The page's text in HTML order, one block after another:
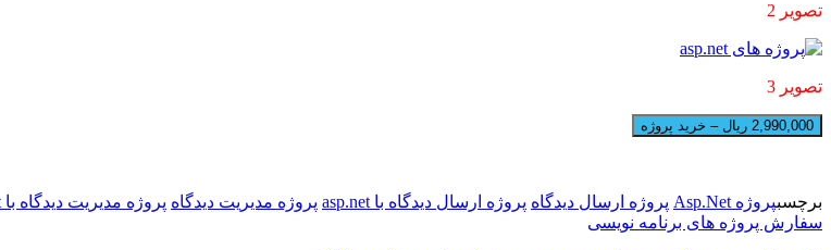
تصویر 2
تصویر 3
2,990,000 ریال – خرید پروژه
برچسبپروژه Asp.Net پروژه ارسال دیدگاه پروژه ارسال دیدگاه با asp.net پروژه مدیریت دیدگاه پروژه مدیریت دیدگاه با asp.net
سفارش پروژه های برنامه نویسی